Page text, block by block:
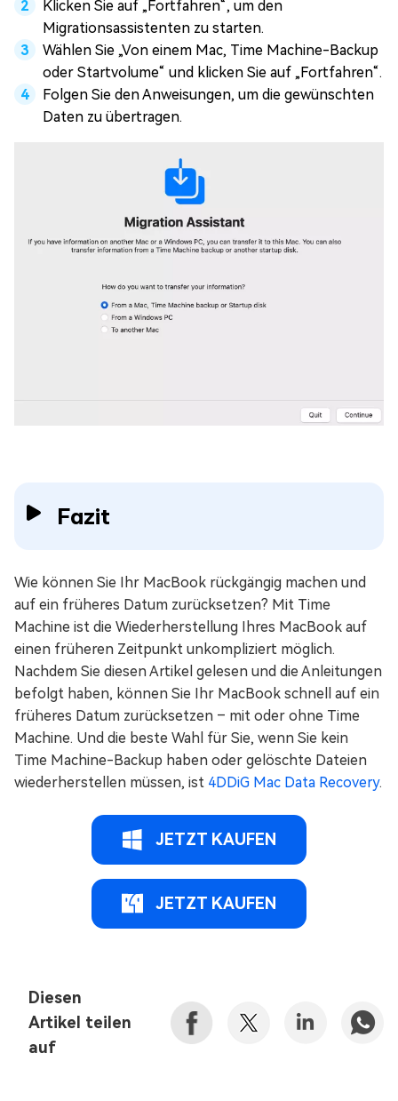
Klicken Sie auf „Fortfahren“, um den
Migrationsassistenten zu starten.
Wählen Sie „Von einem Mac, Time Machine-Backup
oder Startvolume“ und klicken Sie auf „Fortfahren“.
Folgen Sie den Anweisungen, um die gewünschten
Daten zu übertragen.
Fazit
Wie können Sie Ihr MacBook rückgängig machen und
auf ein früheres Datum zurücksetzen? Mit Time
Machine ist die Wiederherstellung Ihres MacBook auf
einen früheren Zeitpunkt unkompliziert möglich.
Nachdem Sie diesen Artikel gelesen und die Anleitungen
befolgt haben, können Sie Ihr MacBook schnell auf ein
früheres Datum zurücksetzen – mit oder ohne Time
Machine. Und die beste Wahl für Sie, wenn Sie kein
Time Machine-Backup haben oder gelöschte Dateien
wiederherstellen müssen, ist 4DDiG Mac Data Recovery.
JETZT KAUFEN
JETZT KAUFEN
Diesen
Artikel teilen
auf